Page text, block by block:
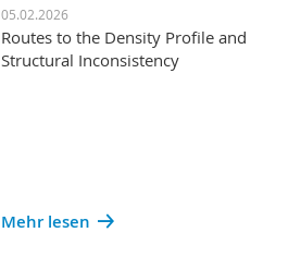
05.02.2026
Routes to the Density Profile and
Structural Inconsistency
Mehr lesen